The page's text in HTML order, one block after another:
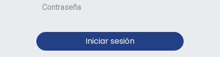
Iniciar sesión